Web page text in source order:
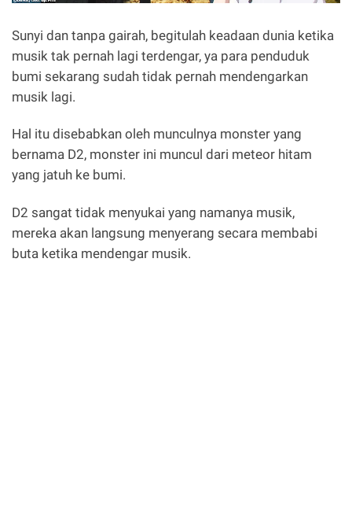
Sunyi dan tanpa gairah, begitulah keadaan dunia ketika
musik tak pernah lagi terdengar, ya para penduduk
bumi sekarang sudah tidak pernah mendengarkan
musik lagi.
Hal itu disebabkan oleh munculnya monster yang
bernama D2, monster ini muncul dari meteor hitam
yang jatuh ke bumi.
D2 sangat tidak menyukai yang namanya musik,
mereka akan langsung menyerang secara membabi
buta ketika mendengar musik.